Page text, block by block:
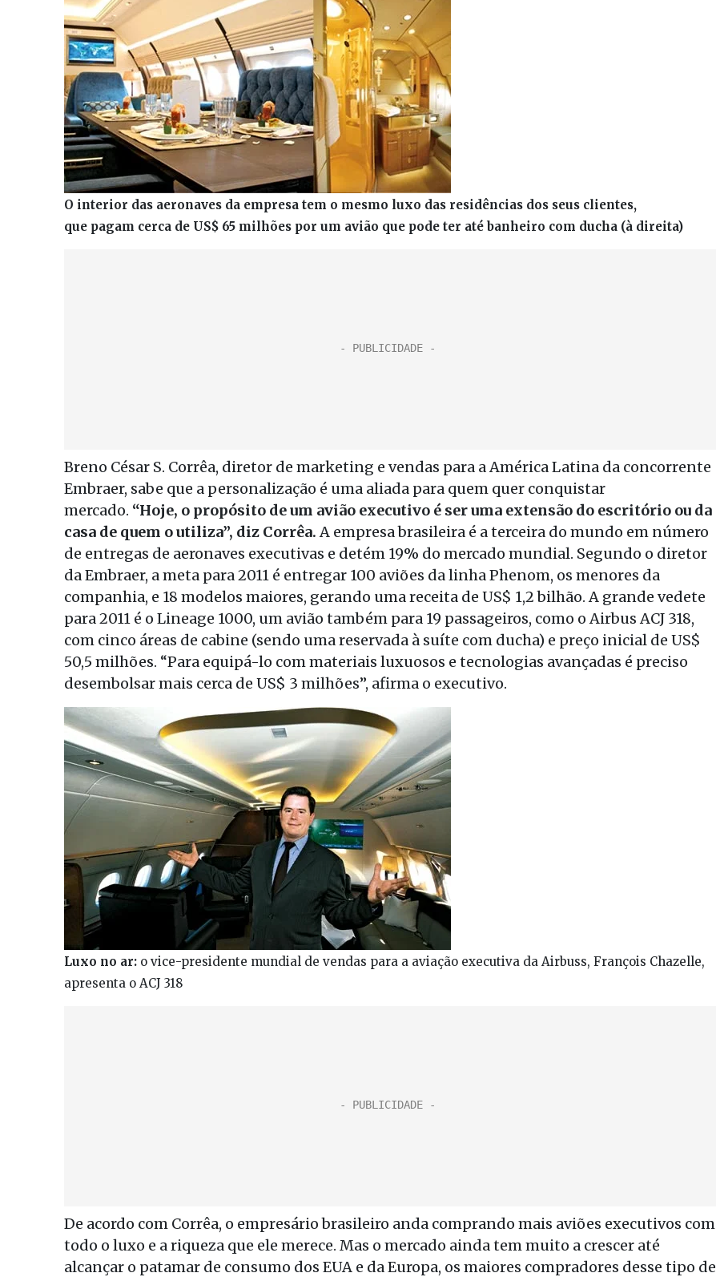
O interior das aeronaves da empresa tem o mesmo luxo das residências dos seus clientes,
que pagam cerca de US$ 65 milhões por um avião que pode ter até banheiro com ducha (à direita)
Breno César S. Corrêa, diretor de marketing e vendas para a América Latina da concorrente
Embraer, sabe que a personalização é uma aliada para quem quer conquistar
mercado. “Hoje, o propósito de um avião executivo é ser uma extensão do escritório ou da
casa de quem o utiliza”, diz Corrêa.A empresa brasileira é a terceira do mundo em número
de entregas de aeronaves executivas e detém 19% do mercado mundial. Segundo o diretor
da Embraer, a meta para 2011 é entregar 100 aviões da linha Phenom, os menores da
companhia, e 18 modelos maiores, gerando uma receita de US$ 1,2 bilhão. A grande vedete
para 2011 é o Lineage 1000, um avião também para 19 passageiros, como o Airbus ACJ 318,
com cinco áreas de cabine (sendo uma reservada à suíte com ducha) e preço inicial de US$
50,5 milhões. “Para equipá-lo com materiais luxuosos e tecnologias avançadas é preciso
desembolsar mais cerca de US$ 3 milhões”, afirma o executivo.
Luxo no ar: o vice-presidente mundial de vendas para a aviação executiva da Airbuss, François Chazelle,
apresenta o ACJ 318
De acordo com Corrêa, o empresário brasileiro anda comprando mais aviões executivos com
todo o luxo e a riqueza que ele merece. Mas o mercado ainda tem muito a crescer até
alcançar o patamar de consumo dos EUA e da Europa, os maiores compradores desse tipo de